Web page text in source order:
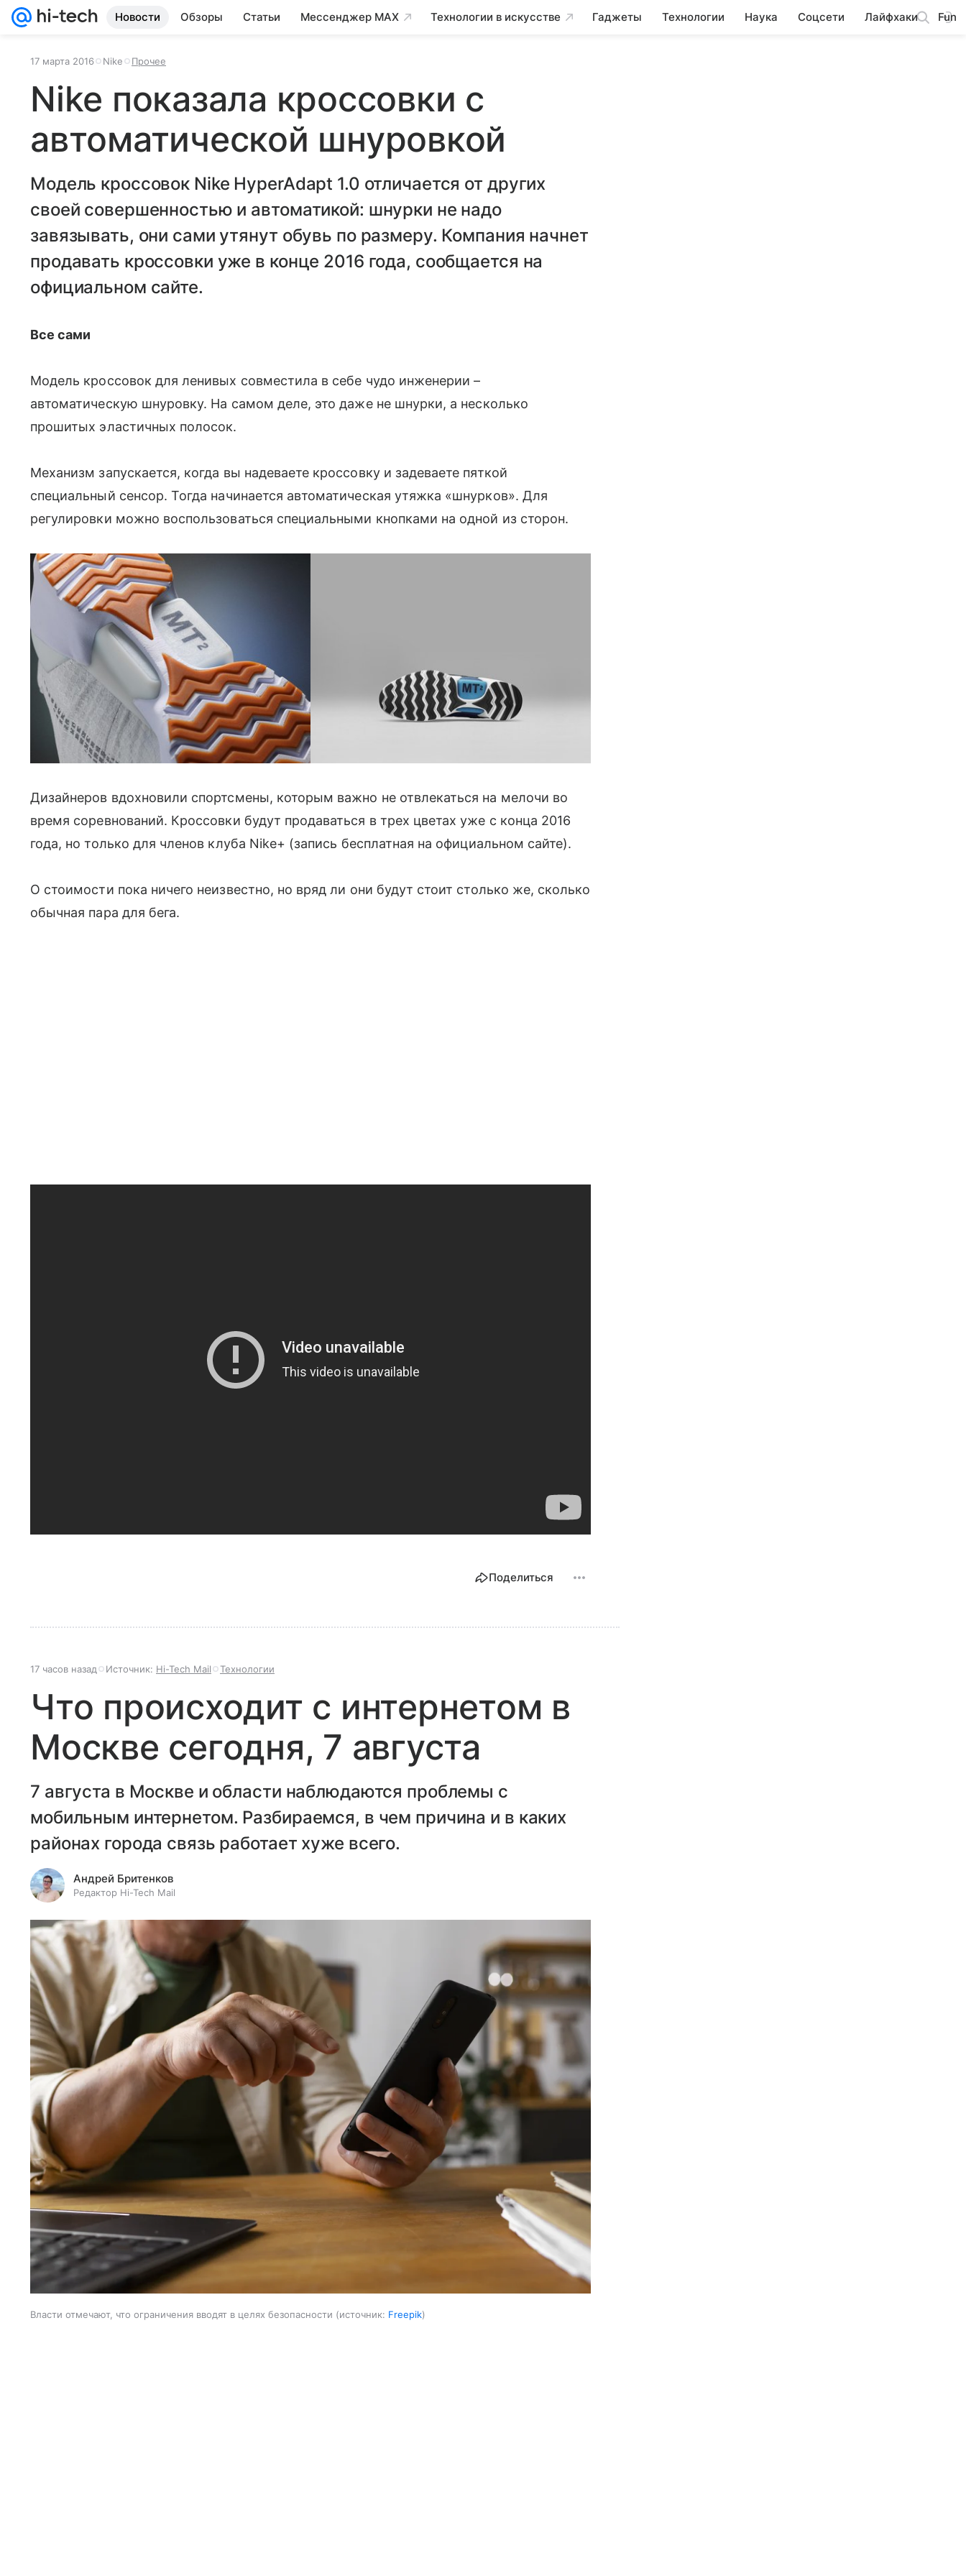
Новости Обзоры Статьи Мессенджер MAX Технологии в искусстве Гаджеты Технологии Наука Соцсети Лайфхаки Fun
17 марта 2016 Nike Прочее
Nike показала кроссовки с
автоматической шнуровкой
Модель кроссовок Nike HyperAdapt 1.0 отличается от других
своей совершенностью и автоматикой: шнурки не надо
завязывать, они сами утянут обувь по размеру. Компания начнет
продавать кроссовки уже в конце 2016 года, сообщается на
официальном сайте.
Все сами
Модель кроссовок для ленивых совместила в себе чудо инженерии –
автоматическую шнуровку. На самом деле, это даже не шнурки, а несколько
прошитых эластичных полосок.
Механизм запускается, когда вы надеваете кроссовку и задеваете пяткой
специальный сенсор. Тогда начинается автоматическая утяжка «шнурков». Для
регулировки можно воспользоваться специальными кнопками на одной из сторон.
Дизайнеров вдохновили спортсмены, которым важно не отвлекаться на мелочи во
время соревнований. Кроссовки будут продаваться в трех цветах уже с конца 2016
года, но только для членов клуба Nike+ (запись бесплатная на официальном сайте).
О стоимости пока ничего неизвестно, но вряд ли они будут стоит столько же, сколько
обычная пара для бега.
Поделиться
17 часов назад Источник: Hi-Tech Mail Технологии
Что происходит с интернетом в
Москве сегодня, 7 августа
7 августа в Москве и области наблюдаются проблемы с
мобильным интернетом. Разбираемся, в чем причина и в каких
районах города связь работает хуже всего.
Андрей Бритенков
Редактор Hi-Tech Mail
Власти отмечают, что ограничения вводят в целях безопасности источник: Freepik